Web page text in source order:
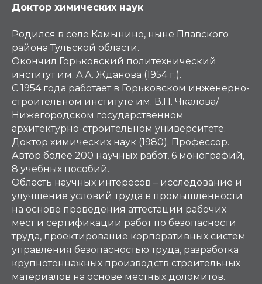
Доктор химических наук
Родился в селе Камынино, ныне Плавского
района Тульской области.
Окончил Горьковский политехнический
институт им. А.А. Жданова (1954 г.).
С 1954 года работает в Горьковском инженерно-
строительном институте им. В.П. Чкалова/
Нижегородском государственном
архитектурно-строительном университете.
Доктор химических наук (1980). Профессор.
Автор более 200 научных работ, 6 монографий,
8 учебных пособий.
Область научных интересов – исследование и
улучшение условий труда в промышленности
на основе проведения аттестации рабочих
мест и сертификации работ по безопасности
труда, проектирование корпоративных систем
управления безопасностью труда, разработка
крупнотоннажных производств строительных
материалов на основе местных доломитов.